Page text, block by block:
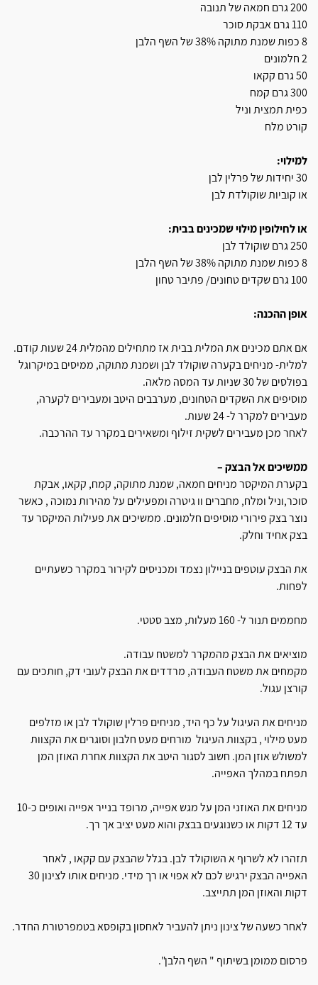
200 גרם חמאה של תנובה
110 גרם אבקת סוכר
8 כפות שמנת מתוקה 38% של השף הלבן
2 חלמונים
50 גרם קקאו
300 גרם קמח
כפית תמצית וניל
קורט מלח
למילוי:
30 יחידות של פרלין לבן
או קוביות שוקולדת לבן
או לחילופין מילוי שמכינים בבית:
250 גרם שוקולד לבן
8 כפות שמנת מתוקה 38% של השף הלבן
100 גרם שקדים טחונים/ פתיבר טחון
אופן ההכנה:
אם אתם מכינים את המלית בבית אז מתחילים מהמלית 24 שעות קודם.
למלית- מניחים בקערה שוקולד לבן ושמנת מתוקה, ממיסים במיקרוגל
בפולסים של 30 שניות עד המסה מלאה.
מוסיפים את השקדים הטחונים, מערבבים היטב ומעבירים לקערה,
מעבירים למקרר ל- 24 שעות.
לאחר מכן מעבירים לשקית זילוף ומשאירים במקרר עד ההרכבה.
ממשיכים אל הבצק –
בקערת המיקסר מניחים חמאה, שמנת מתוקה, קמח, קקאו, אבקת
סוכר,וניל ומלח, מחברים וו גיטרה ומפעילים על מהירות נמוכה , כאשר
נוצר בצק פירורי מוסיפים חלמונים. ממשיכים את פעילות המיקסר עד
בצק אחיד וחלק.
את הבצק עוטפים בניילון נצמד ומכניסים לקירור במקרר כשעתיים
לפחות.
מחממים תנור ל- 160 מעלות, מצב סטטי.
מוציאים את הבצק מהמקרר למשטח עבודה.
מקמחים את משטח העבודה, מרדדים את הבצק לעובי דק, חותכים עם
קורצן עגול.
מניחים את העיגול על כף היד, מניחים פרלין שוקולד לבן או מזלפים
מעט מילוי , בקצוות העיגול מורחים מעט חלבון וסוגרים את הקצוות
למשולש אוזן המן. חשוב לסגור היטב את הקצוות אחרת האוזן המן
תפתח במהלך האפייה.
מניחים את האוזני המן על מגש אפייה, מרופד בנייר אפייה ואופים כ-10
עד 12 דקות או כשנוגעים בבצק והוא מעט יציב אך רך.
תזהרו לא לשרוף א השוקולד לבן. בגלל שהבצק עם קקאו , לאחר
האפייה הבצק ירגיש לכם לא אפוי או רך מידי. מניחים אותו לצינון 30
דקות והאוזן המן תתייצב.
לאחר כשעה של צינון ניתן להעביר לאחסון בקופסא בטמפרטורת החדר.
פרסום ממומן בשיתוף " השף הלבן".